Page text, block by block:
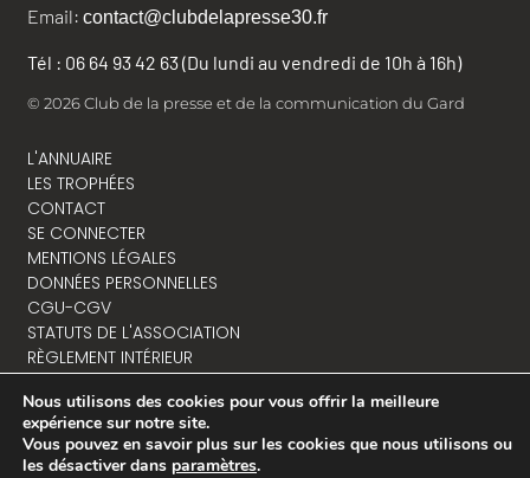
Email: contact@clubdelapresse30.fr
Tél : 06 64 93 42 63 (Du lundi au vendredi de 10h à 16h)
© 2026 Club de la presse et de la communication du Gard
L'ANNUAIRE
LES TROPHÉES
CONTACT
SE CONNECTER
MENTIONS LÉGALES
DONNÉES PERSONNELLES
CGU-CGV
STATUTS DE L'ASSOCIATION
RÈGLEMENT INTÉRIEUR
NOUS CONTACTER
Nous utilisons des cookies pour vous offrir la meilleure
expérience sur notre site.
Vous pouvez en savoir plus sur les cookies que nous utilisons ou
les désactiver dans paramètres.